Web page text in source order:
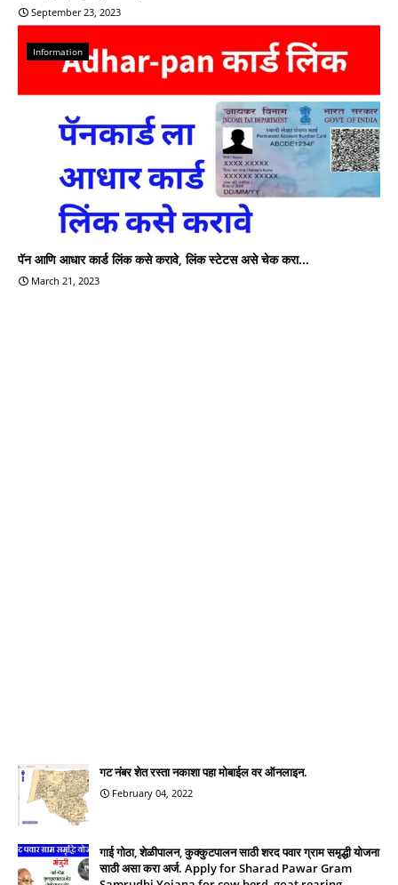
September 23, 2023
Information
पॅन आणि आधार कार्ड लिंक कसे करावे, लिंक स्टेटस असे चेक करा...
March 21, 2023
गट नंबर शेत रस्ता नकाशा पहा मोबाईल वर ऑनलाइन.
February 04, 2022
गाई गोठा, शेळीपालन, कुक्कुटपालन साठी शरद पवार ग्राम समृद्धी योजना
साठी असा करा अर्ज. Apply for Sharad Pawar Gram